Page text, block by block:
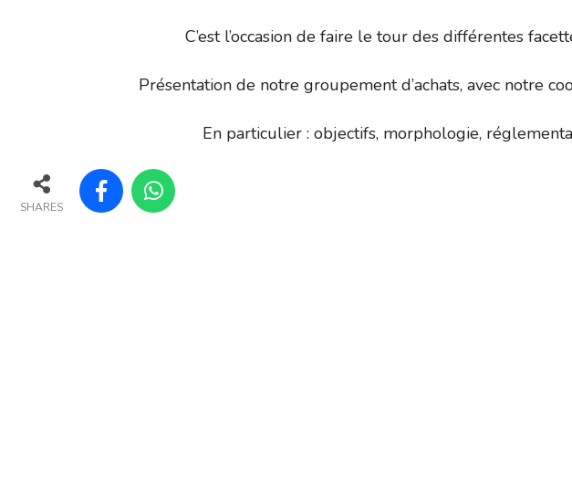
C’est l’occasion de faire le tour des différentes
Présentation de notre groupement d’achats, avec notre
En particulier : objectifs, morphologie,
SHARES